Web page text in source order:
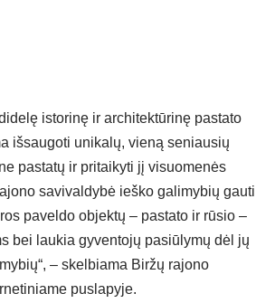
istorinę ir architektūrinę pastato
išsaugoti unikalų, vieną seniausių
pastatų ir pritaikyti jį visuomenės
savivaldybė ieško galimybių gauti
paveldo objektų – pastato ir rūsio –
bei laukia gyventojų pasiūlymų dėl jų
– skelbiama Biržų rajono
puslapyje.